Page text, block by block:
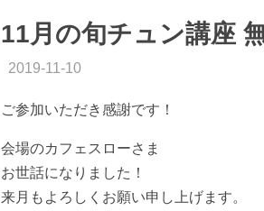
11月の旬チュン講座
2019-11-10
ご参加いただき感謝です！
会場のカフェスローさま
お世話になりました！
来月もよろしくお願い申し上げます。